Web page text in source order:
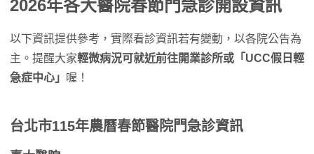
2026年各大醫院春節門急診開設資訊
以下資訊提供參考，實際看診資訊若有變動，以各院公告為
主。提醒大家輕微病況可就近前往開業診所或「UCC假日輕
急症中心」
喔！
台北市115年農曆春節醫院門急診資訊